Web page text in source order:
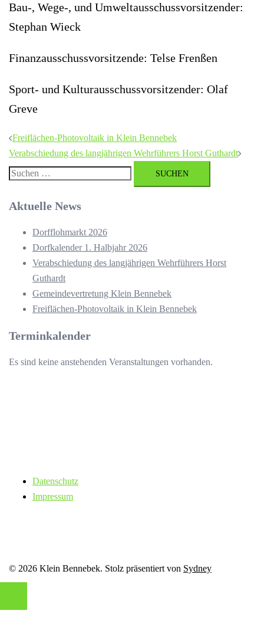
Bau-, Wege-, und Umweltausschussvorsitzender:
Stephan Wieck
Finanzausschussvorsitzende: Telse Frenßen
Sport- und Kulturausschussvorsitzender: Olaf
Greve
Beitragsnavigation
Freiflächen-Photovoltaik in Klein Bennebek
Verabschiedung des langjährigen Wehrführers Horst Guthardt
Suchen
Aktuelle News
Dorfflohmarkt 2026
Dorfkalender 1. Halbjahr 2026
Verabschiedung des langjährigen Wehrführers Horst
Guthardt
Gemeindevertretung Klein Bennebek
Freiflächen-Photovoltaik in Klein Bennebek
Terminkalender
Es sind keine anstehenden Veranstaltungen vorhanden.
Datenschutz
Impressum
© 2026 Klein Bennebek. Stolz präsentiert von Sydney